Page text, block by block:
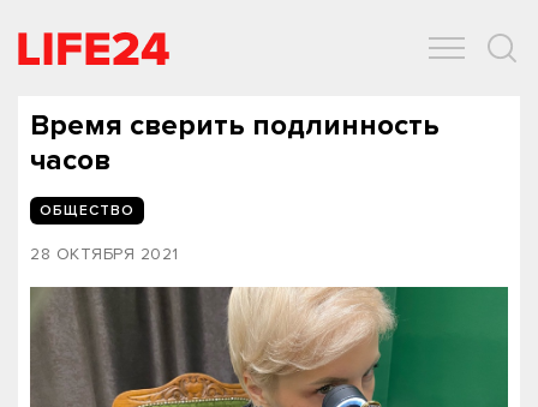
Время сверить подлинность
часов
ОБЩЕСТВО
28 ОКТЯБРЯ 2021